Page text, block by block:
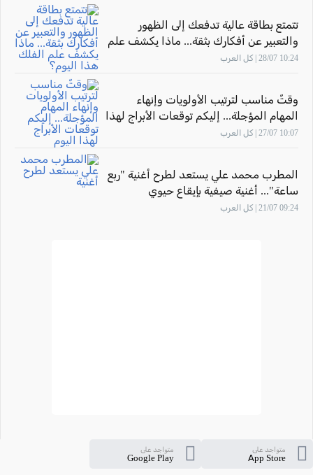
تتمتع بطاقة عالية تدفعك إلى الظهور
والتعبير عن أفكارك بثقة... ماذا يكشف علم
الفلك هذا اليوم؟
10:24 28/07 | كل العرب
وقتٌ مناسب لترتيب الأولويات وإنهاء
المهام المؤجلة... إليكم توقعات الأبراج لهذا
اليوم
10:07 27/07 | كل العرب
المطرب محمد علي يستعد لطرح أغنية "ربع
ساعة"... أغنية صيفية بإيقاع حيوي
09:24 21/07 | كل العرب
متواجد على
App Store
متواجد على
Google Play